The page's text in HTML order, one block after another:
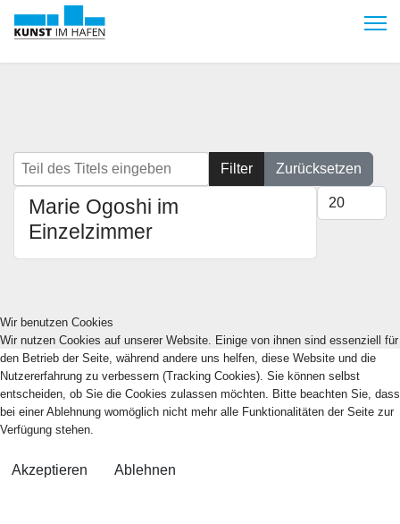
Teil des Titels eingeben
Filter Zurücksetzen
Anzeige #
Marie Ogoshi im
Einzelzimmer
Wir benutzen Cookies
Wir nutzen Cookies auf unserer Website. Einige von ihnen sind essenziell für
den Betrieb der Seite, während andere uns helfen, diese Website und die
Nutzererfahrung zu verbessern (Tracking Cookies). Sie können selbst
entscheiden, ob Sie die Cookies zulassen möchten. Bitte beachten Sie, dass
bei einer Ablehnung womöglich nicht mehr alle Funktionalitäten der Seite zur
Verfügung stehen.
Akzeptieren Ablehnen